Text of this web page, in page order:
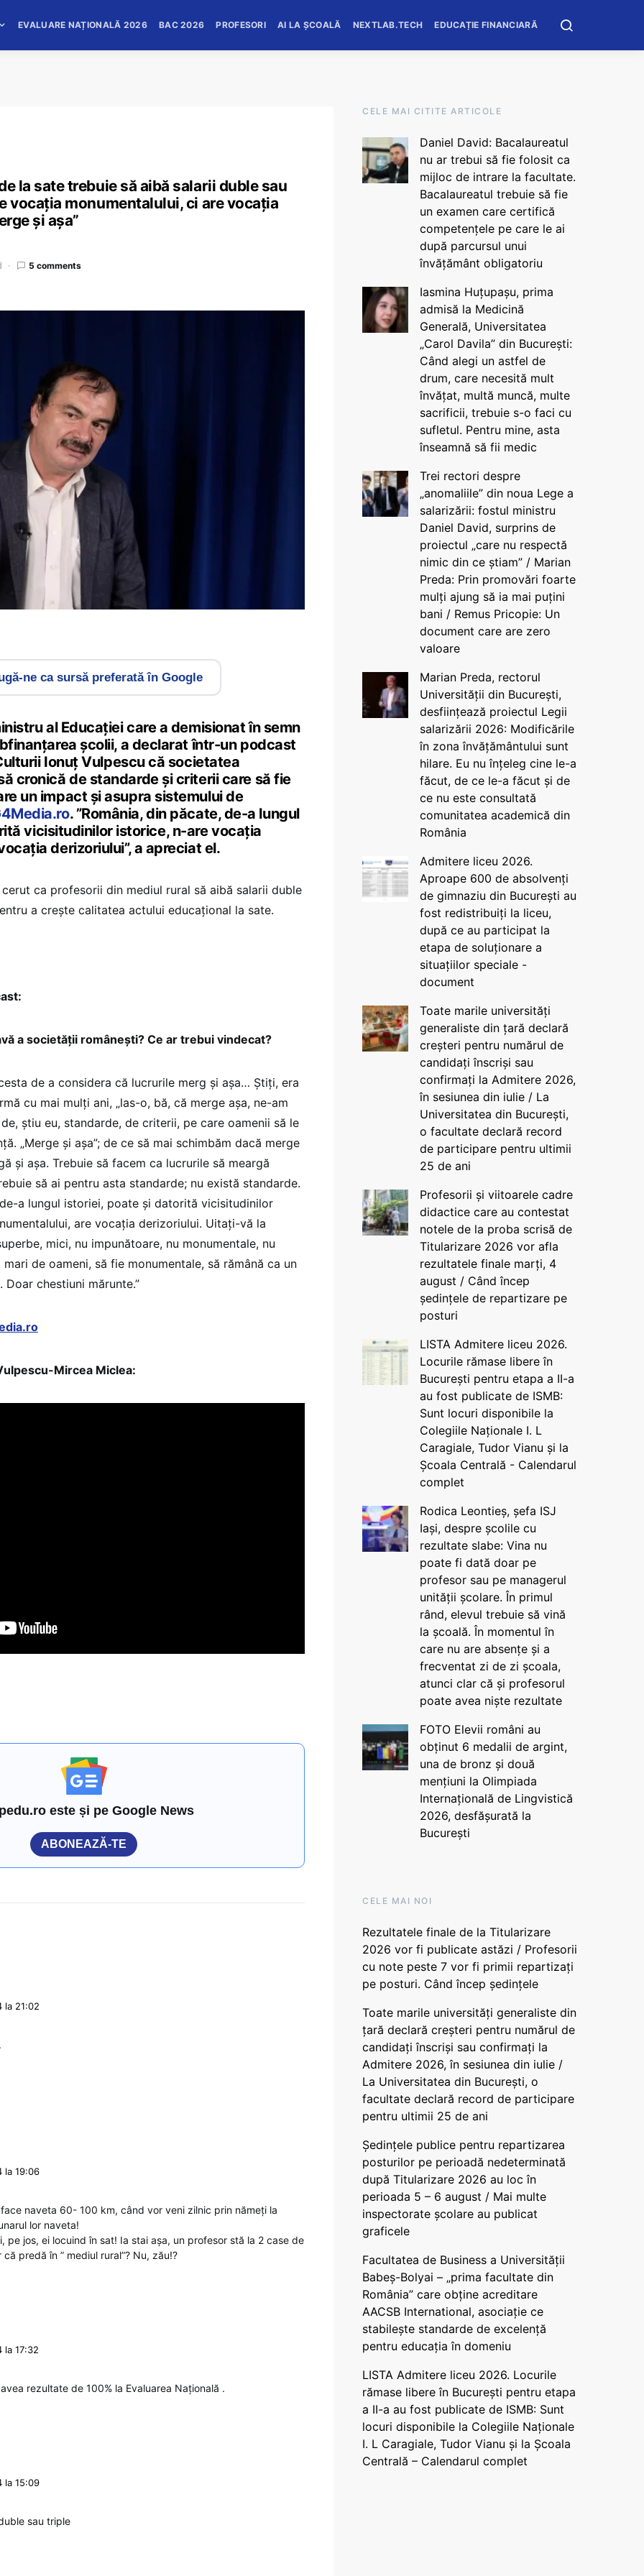
EVALUARE NAȚIONALĂ 2026 BAC 2026 PROFESORI AI LA ȘCOALĂ NEXTLAB.TECH EDUCAȚIE FINANCIARĂ
la sate trebuie să aibă salarii duble sau
vocația monumentalului, ci are vocația
și așa”
5 comments
ne ca sursă preferată în Google
al Educației care a demisionat în semn
școlii, a declarat într-un podcast
Ionuț Vulpescu că societatea
cronică de standarde și criterii care să fie
un impact și asupra sistemului de
. ”România, din păcate, de-a lungul
vicisitudinilor istorice, n-are vocația
derizoriului”, a apreciat el.
ca profesorii din mediul rural să aibă salarii duble
a crește calitatea actului educațional la sate.
a societății românești? Ce ar trebui vindecat?
de a considera că lucrurile merg și așa… Știți, era
cu mai mulți ani, „las-o, bă, că merge așa, ne-am
știu eu, standarde, de criterii, pe care oamenii să le
„Merge și așa”; de ce să mai schimbăm dacă merge
și așa. Trebuie să facem ca lucrurile să meargă
să ai pentru asta standarde; nu există standarde.
a lungul istoriei, poate și datorită vicisitudinilor
are vocația derizoriului. Uitați-vă la
mici, nu impunătoare, nu monumentale, nu
de oameni, să fie monumentale, să rămână ca un
chestiuni mărunte.”
Mircea Miclea:
este și pe Google News
ABONEAZĂ-TE
la 21:02
la 19:06
naveta 60- 100 km, când vor veni zilnic prin nămeți la
lor naveta!
pe jos, ei locuind în sat! Ia stai așa, un profesor stă la 2 case de
predă în ” mediul rural”? Nu, zău!?
17:32
rezultate de 100% la Evaluarea Națională .
la 15:09
sau triple
CELE MAI CITITE ARTICOLE
Daniel David: Bacalaureatul
nu ar trebui să fie folosit ca
mijloc de intrare la facultate.
Bacalaureatul trebuie să fie
un examen care certifică
competențele pe care le ai
după parcursul unui
învățământ obligatoriu
Iasmina Huțupașu, prima
admisă la Medicină
Generală, Universitatea
„Carol Davila” din București:
Când alegi un astfel de
drum, care necesită mult
învățat, multă muncă, multe
sacrificii, trebuie s-o faci cu
sufletul. Pentru mine, asta
înseamnă să fii medic
Trei rectori despre
„anomaliile” din noua Lege a
salarizării: fostul ministru
Daniel David, surprins de
proiectul „care nu respectă
nimic din ce știam” / Marian
Preda: Prin promovări foarte
mulți ajung să ia mai puțini
bani / Remus Pricopie: Un
document care are zero
valoare
Marian Preda, rectorul
Universității din București,
desființează proiectul Legii
salarizării 2026: Modificările
în zona învățământului sunt
hilare. Eu nu înțeleg cine le-a
făcut, de ce le-a făcut și de
ce nu este consultată
comunitatea academică din
România
Admitere liceu 2026.
Aproape 600 de absolvenți
de gimnaziu din București au
fost redistribuiți la liceu,
după ce au participat la
etapa de soluționare a
situațiilor speciale -
document
Toate marile universități
generaliste din țară declară
creșteri pentru numărul de
candidați înscriși sau
confirmați la Admitere 2026,
în sesiunea din iulie / La
Universitatea din București,
o facultate declară record
de participare pentru ultimii
25 de ani
Profesorii și viitoarele cadre
didactice care au contestat
notele de la proba scrisă de
Titularizare 2026 vor afla
rezultatele finale marți, 4
august / Când încep
ședințele de repartizare pe
posturi
LISTA Admitere liceu 2026.
Locurile rămase libere în
București pentru etapa a II-a
au fost publicate de ISMB:
Sunt locuri disponibile la
Colegiile Naționale I. L
Caragiale, Tudor Vianu și la
Școala Centrală - Calendarul
complet
Rodica Leontieș, șefa ISJ
Iași, despre școlile cu
rezultate slabe: Vina nu
poate fi dată doar pe
profesor sau pe managerul
unității școlare. În primul
rând, elevul trebuie să vină
la școală. În momentul în
care nu are absențe și a
frecventat zi de zi școala,
atunci clar că și profesorul
poate avea niște rezultate
FOTO Elevii români au
obținut 6 medalii de argint,
una de bronz și două
mențiuni la Olimpiada
Internațională de Lingvistică
2026, desfășurată la
București
CELE MAI NOI
Rezultatele finale de la Titularizare
2026 vor fi publicate astăzi / Profesorii
cu note peste 7 vor fi primii repartizați
pe posturi. Când încep ședințele
Toate marile universități generaliste din
țară declară creșteri pentru numărul de
candidați înscriși sau confirmați la
Admitere 2026, în sesiunea din iulie /
La Universitatea din București, o
facultate declară record de participare
pentru ultimii 25 de ani
Ședințele publice pentru repartizarea
posturilor pe perioadă nedeterminată
după Titularizare 2026 au loc în
perioada 5 – 6 august / Mai multe
inspectorate școlare au publicat
graficele
Facultatea de Business a Universității
Babeș-Bolyai – „prima facultate din
România” care obține acreditare
AACSB International, asociație ce
stabilește standarde de excelență
pentru educația în domeniu
LISTA Admitere liceu 2026. Locurile
rămase libere în București pentru etapa
a II-a au fost publicate de ISMB: Sunt
locuri disponibile la Colegiile Naționale
I. L Caragiale, Tudor Vianu și la Școala
Centrală – Calendarul complet